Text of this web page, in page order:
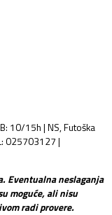
10/15h | NS, Futoška
025703127 |
Eventualna neslaganja
moguće, ali nisu
radi provere.